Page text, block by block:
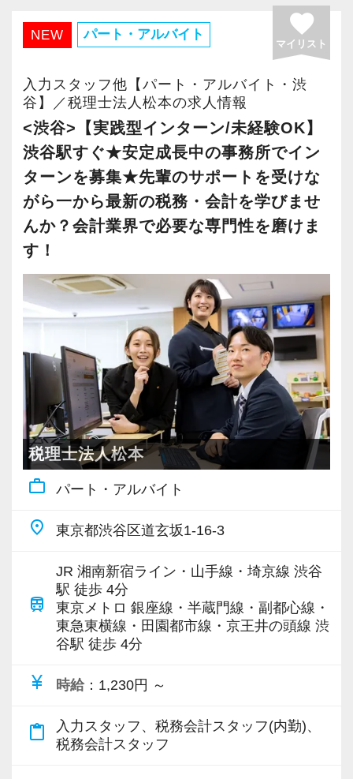
高い税理士事務所である点が特徴です。
・元上場企業経理部⻑経験のある税理士
・株式上場、株価算定、ストックオプション評
価に造詣の深い公認会計士など、さまざまな専
門性を持つメンバーと一緒に働くことで、大き
な刺激と学びを得ることができます。
【ワークライフバランス重視の自由な仕事スタ
イルです！】
会社は成⻑中ですが、スタッフに過度な負荷を
かけるような急成⻑は目指していません。基本
的には定時で残業をせずに退社することを強く
奨励。
プロフェッショナルとしての仕事へのコミッ
ト・責任感を大前提として、同時にワークライ
フバランスも重視し、日々の業務量に配慮して
います。
スタッフ全員に、仕事のやりがいと勉強、プラ
イベート等の健全な両立を目指してほしいと思
います。
【ストレスは半分、やりがいは2倍、あなたの
資格や担当数などは正当に評価して給与等にし
年２回昇給するスタッフもいます。
評価軸も1つではないので、誰にでも昇級のチャ
ンスがあります。
適材適所をモットーに、その人に合った業務を
担当していただき、一人ひとりが大きなやりが
いを持って働き、個人の目標に合わせて成⻑し
てくれることを願っています。
【大阪の事務所はこんなオフィスです】
2018年10月にオープンして以降、怒涛の勢いで
成長している大阪オフィス。増員に伴い2022年
7月にはより広いビルへ拡張移転。
2025年10月には増床するなど、拡大の一途をた
どっています。
関西の事業者には「大きいことやったるで！」
と勢いのある方が多いためか、大阪オフィスの
お客様は新規の比率が非常に高いのが特徴的で
す。
お客様の勢いに圧倒されないよう、スタッフも
熱意と情熱を持ちながら寄り添う姿勢を大切に
お客様と一緒に成長していく楽しさを実感しな
がらやりがいを持って働ける環境です。
20代が筆頭となってお客様を支えており、業界
未経験からスタートしているスタッフも多いで
す。
お互いを支え合いながら成長してきているた
め、スタッフ同士の団結力は強く、誰かに何か
っています。
OJTや研修など一人ひとりの実力に合わせた指
導を行っているので安心してください。
せっかく持っている能力も、継続した努力がな
実直に自己を高めていこうとすることができる
【ご紹介が多い安定企業でお客様から一番に信
さらに2022年12月には「柏オフィス」を開設
し、2025年には大阪オフィスを増床するなど、
事業拡大を続けています。
安定性抜群の環境で自己成長を実現できます。
社員の持つ「やる・やりたい」という気持ちを
大事にしているため、資格を持っていなくて
も、スピーディーなキャリアアップが可能で
す！
充実した実務重視のOJTで、安心して職務経験
と知識をゼロから身に付けられます！
税務・会計の経験と知識を磨きながらステップ
アップを目指しませんか？
【対象業種100種以上！節税・融資・税務調査に
強い税理士法人です】
創業以来17年連続増収増益、顧問先数2500以
上、全国6拠点で安定的に成長中です。
お客様に事務所までご来社いただく来所型サー
ビスで、中小企業の経営を幅広くサポートして
新規顧問契約のお客様が毎年400件以上増加！
各オフィスに国税OB税理士が在籍しているの
で、税務調査にも精通しています。
税理士という仕事は不況に強い仕事で、融資対
応、給付金のサポート、補助金のサポートなど
お手伝いできる業務は数多く存在しています。
そのため、全拠点でスタッフの増員に力を入れ
NEW パート・アルバイト favorite
マイリスト
入力スタッフ他【パート・アルバイト・渋
谷】／税理士法人松本の求人情報
<渋谷>【実践型インターン/未経験OK】
渋谷駅すぐ★安定成長中の事務所でイン
ターンを募集★先輩のサポートを受けな
がら一から最新の税務・会計を学びませ
んか？会計業界で必要な専門性を磨けま
す！
税理士法人松本
work_outline パート・アルバイト
place 東京都渋谷区道玄坂1-16-3
train
JR 湘南新宿ライン・山手線・埼京線 渋谷
駅 徒歩 4分
東京メトロ 銀座線・半蔵門線・副都心線・
東急東横線・田園都市線・京王井の頭線 渋
谷駅 徒歩 4分
currency_yen 時給 ：1,230円 ～
content_paste
入力スタッフ、税務会計スタッフ(内勤)、
税務会計スタッフ